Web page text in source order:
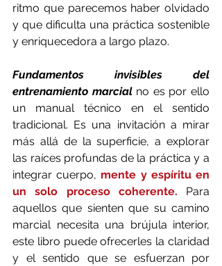
ritmo que parecemos haber olvidado
y que dificulta una práctica sostenible
y enriquecedora a largo plazo.
Fundamentos invisibles del
entrenamiento marcial no es por ello
un manual técnico en el sentido
tradicional. Es una invitación a mirar
más allá de la superficie, a explorar
las raíces profundas de la práctica y a
integrar cuerpo, mente y espíritu en
un solo proceso coherente. Para
aquellos que sienten que su camino
marcial necesita una brújula interior,
este libro puede ofrecerles la claridad
y el sentido que se esfuerzan por